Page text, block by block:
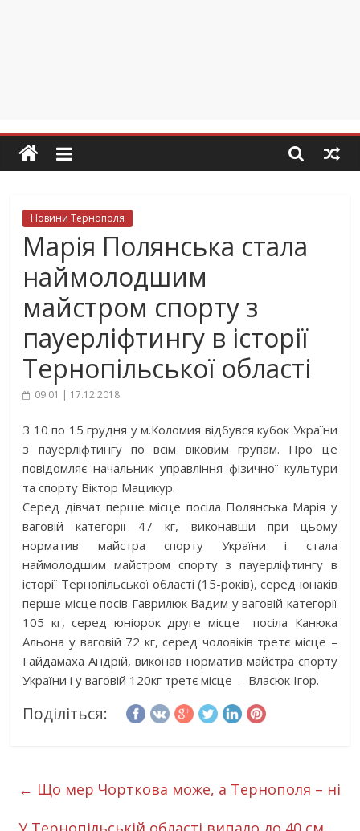
Новини Тернополя
Марія Полянська стала
наймолодшим
майстром спорту з
пауерліфтингу в історії
Тернопільської області
09:01 | 17.12.2018
З 10 по 15 грудня у м.Коломия відбувся кубок України
з пауерліфтингу по всім віковим групам. Про це
повідомляє начальник управління фізичної культури
та спорту Віктор Мацикур.
Серед дівчат перше місце посіла Полянська Марія у
ваговій категорії 47 кг, виконавши при цьому
норматив майстра спорту України і стала
наймолодшим майстром спорту з пауерліфтингу в
історії Тернопільської області (15-років), серед юнаків
перше місце посів Гаврилюк Вадим у ваговій категорії
105 кг, серед юніорок друге місце посіла Канюка
Альона у ваговій 72 кг, серед чоловіків третє місце –
Гайдамаха Андрій, виконав норматив майстра спорту
України і у ваговій 120кг третє місце – Власюк Ігор.
Поділіться:
← Що мер Чорткова може, а Тернополя – ні